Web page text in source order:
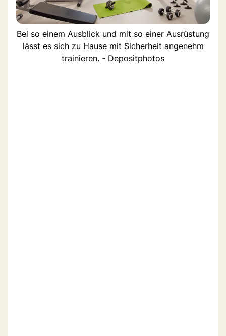
Bei so einem Ausblick und mit so einer Ausrüstung
lässt es sich zu Hause mit Sicherheit angenehm
trainieren. - Depositphotos